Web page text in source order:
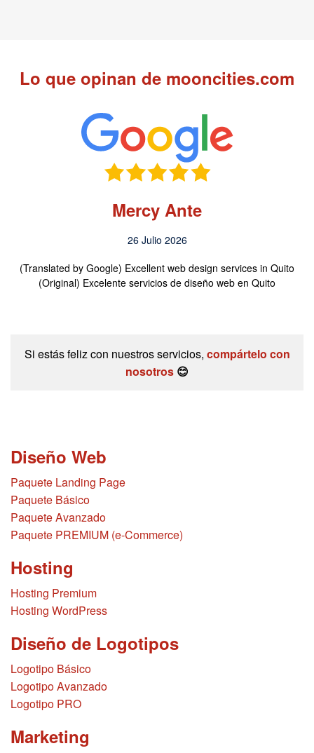
Lo que opinan de mooncities.com
Mercy Ante
26 Julio 2026
(Translated by Google) Excellent web design services in Quito
(Original) Excelente servicios de diseño web en Quito
Si estás feliz con nuestros servicios, compártelo con
nosotros 😊
Diseño Web
Paquete Landing Page
Paquete Básico
Paquete Avanzado
Paquete PREMIUM (e-Commerce)
Hosting
Hosting Premium
Hosting WordPress
Diseño de Logotipos
Logotipo Básico
Logotipo Avanzado
Logotipo PRO
Marketing